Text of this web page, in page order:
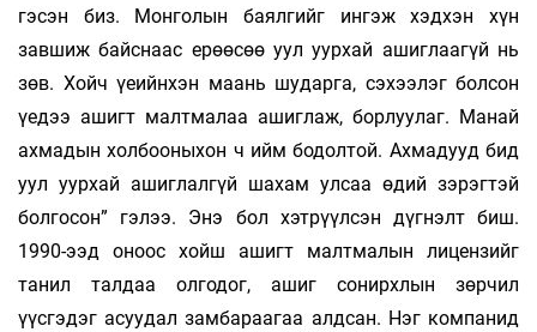
гэсэн биз. Монголын баялгийг ингэж хэдхэн хүн
завшиж байснаас ерөөсөө уул уурхай ашиглаагүй нь
зөв. Хойч үеийнхэн маань шударга, сэхээлэг болсон
үедээ ашигт малтмалаа ашиглаж, борлуулаг. Ма­най
ахмадын холбооныхон ч ийм бодолтой. Ахмадууд бид
уул уурхай ашиглалгүй шахам улсаа өдий зэрэгтэй
болгосон” гэлээ. Энэ бол хэтрүүлсэн дүгнэлт биш.
1990-ээд оноос хойш ашигт малтмалын лицензийг
танил талдаа олгодог, ашиг сонирхлын зөрчил
үүсгэдэг асуудал зам­бараагаа алдсан. Нэг компанид